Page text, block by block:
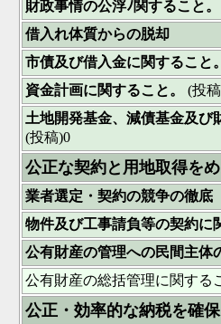
財政事情の公浮ﾉ関すること
借入れ体質からの脱却
市債及び借入金に関すること
資金計画に関すること。 (投
土地開発基金、減債基金及び
(投稿)0
公正な契約と用地取得を
業者選定・契約の競争の徹底
物件及び工事請負等の契約に
公有財産の管理への民間主体
公有財産の総括管理に関する
公正・効率的な納税を確保